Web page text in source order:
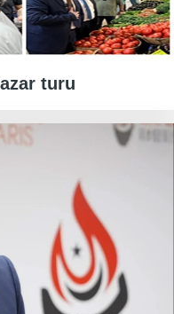
turu